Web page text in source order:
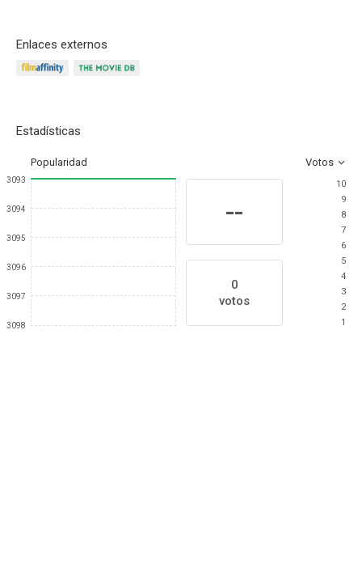
Enlaces externos
Estadísticas
Popularidad Votos
3093
3094
3095
3096
3097
3098
--
0
votos
10
9
8
7
6
5
4
3
2
1